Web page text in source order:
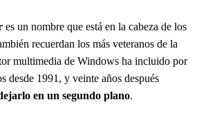
es un nombre que está en la cabeza de los
recuerdan los más veteranos de la
multimedia de Windows ha incluido por
desde 1991, y veinte años después
en un segundo plano.